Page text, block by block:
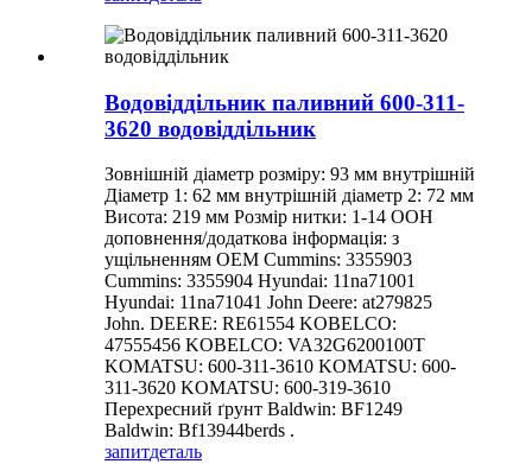
Водовіддільник паливний 600-311-
3620 водовіддільник
Зовнішній діаметр розміру: 93 мм внутрішній
Діаметр 1: 62 мм внутрішній діаметр 2: 72 мм
Висота: 219 мм Розмір нитки: 1-14 ООН
доповнення/додаткова інформація: з
ущільненням OEM Cummins: 3355903
Cummins: 3355904 Hyundai: 11na71001
Hyundai: 11na71041 John Deere: at279825
John. DEERE: RE61554 KOBELCO:
47555456 KOBELCO: VA32G6200100T
KOMATSU: 600-311-3610 KOMATSU: 600-
311-3620 KOMATSU: 600-319-3610
Перехресний ґрунт Baldwin: BF1249
Baldwin: Bf13944berds .
запитдеталь